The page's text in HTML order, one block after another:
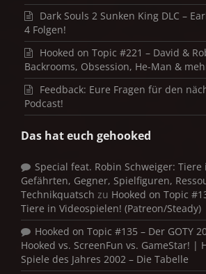
Dark Souls 2 Sunken King DLC –
4 Folgen!
Hooked on Topic #221 – David &
Backrooms, Obsession, He-Man &
Feedback: Eure Fragen für den
Podcast!
Das hat euch gehooked
Special feat. Robin Schweiger: Tiere
Gefährten, Gegner, Spielfiguren,
Technikquatsch zu Hooked on Topic
Tiere in Videospielen! (Patreon/Steady)
Hooked on Topic #135 – Der GOTY
Hooked vs. ScreenFun vs. GameStar! |
Spiele des Jahres 2002 – Die Tabelle